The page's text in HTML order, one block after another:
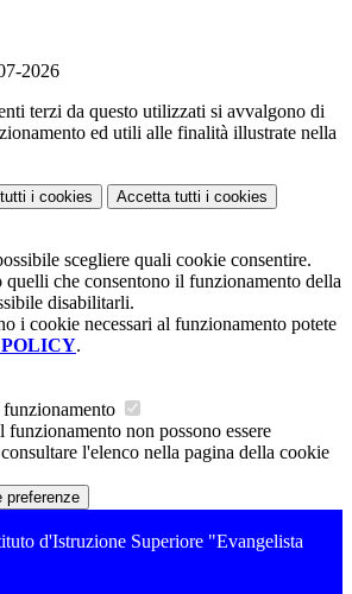
2026
terzi da questo utilizzati si avvalgono di
ed utili alle finalità illustrate nella
i cookies Accetta tutti i cookies
scegliere quali cookie consentire.
quelli che consentono il funzionamento della
disabilitarli.
i cookie necessari al funzionamento potete
.
funzionamento non possono essere
l'elenco nella pagina della cookie
preferenze
d'Istruzione Superiore "Evangelista